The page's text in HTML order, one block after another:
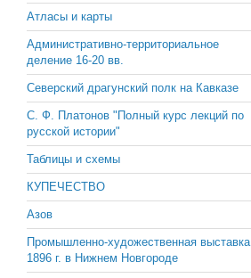
Атласы и карты
Административно-территориальное
деление 16-20 вв.
Северский драгунский полк на Кавказе
С. Ф. Платонов "Полный курс лекций по
русской истории"
Таблицы и схемы
КУПЕЧЕСТВО
Азов
Промышленно-художественная выставка
1896 г. в Нижнем Новгороде